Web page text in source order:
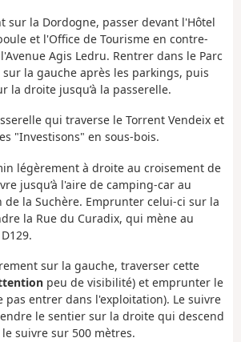
sur la Dordogne, passer devant l'Hôtel
et l'Office de Tourisme en contre-
Agis Ledru. Rentrer dans le Parc
la gauche après les parkings, puis
la droite jusqu’à la passerelle.
qui traverse le Torrent Vendeix et
"Investisons" en sous-bois.
légèrement à droite au croisement de
jusqu’à l'aire de camping-car au
de la Suchère. Emprunter celui-ci sur la
la Rue du Curadix, qui mène au
sur la gauche, traverser cette
peu de visibilité) et emprunter le
pas entrer dans l'exploitation). Le suivre
le sentier sur la droite qui descend
suivre sur 500 mètres.